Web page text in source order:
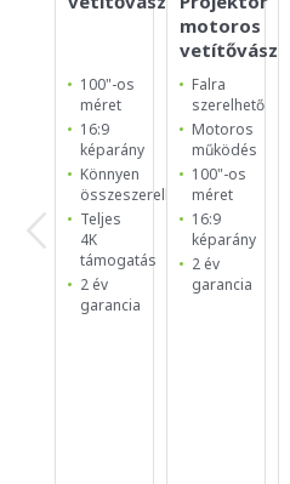
100"-os
méret
16:9
képarány
Könnyen
összeszerelhető
Teljes
4K
támogatás
2 év
garancia
motoros
vetítővászon
Falra
szerelhető
Motoros
működés
100"-os
méret
16:9
képarány
2 év
garancia